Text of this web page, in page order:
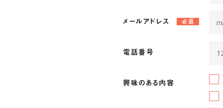
メールアドレス 必須
電話番号
興味のある内容